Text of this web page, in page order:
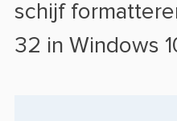
schijf
32 in Windows